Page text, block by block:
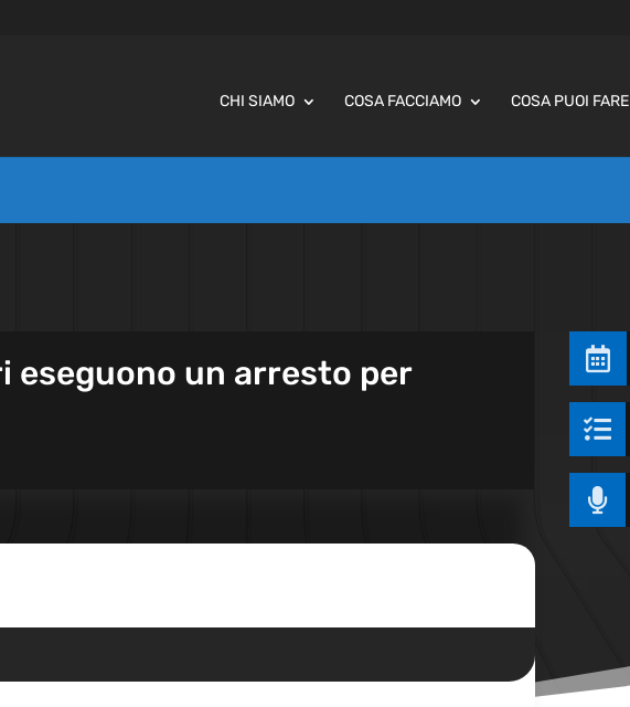
CHI SIAMO COSA FACCIAMO COSA PUOI FARE
eseguono un arresto per


